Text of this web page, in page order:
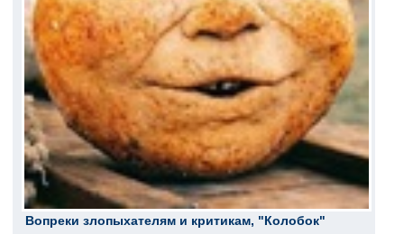
Вопреки злопыхателям и критикам, "Колобок"